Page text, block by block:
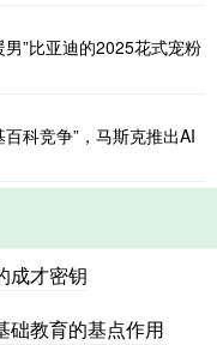
”比亚迪的2025花式宠粉
科竞争”，马斯克推出AI
成才密钥
础教育的基点作用